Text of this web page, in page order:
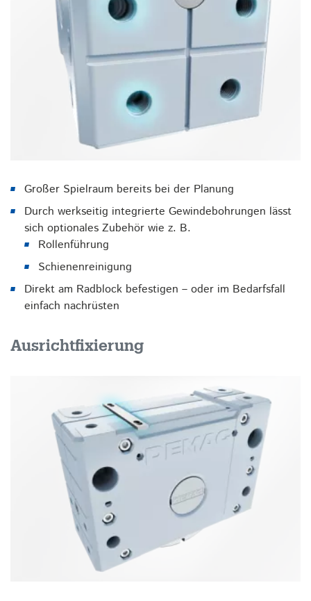
Großer Spielraum bereits bei der Planung
Durch werkseitig integrierte Gewindebohrungen lässt
sich optionales Zubehör wie z. B.
Rollenführung
Schienenreinigung
Direkt am Radblock befestigen – oder im Bedarfsfall
einfach nachrüsten
Ausrichtfixierung